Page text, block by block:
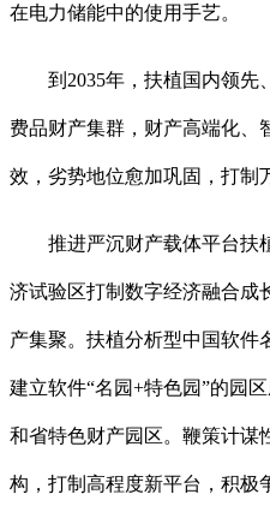
在电力储能中的使用手艺。
到2035年，扶植国内领先
费品财产集群，财产高端化、
效，劣势地位愈加巩固，打制
推进严沉财产载体平台扶
济试验区打制数字经济融合成
产集聚。扶植分析型中国软件
建立软件“名园+特色园”的园
和省特色财产园区。鞭策计谋
构，打制高程度新平台，积极